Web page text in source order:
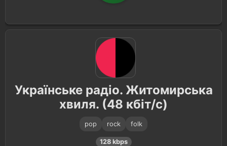
Українське радіо. Житомирська
хвиля. (48 кбіт/с)
pop rock folk
128 kbps